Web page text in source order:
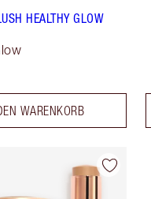
HEALTHY GLOW
WARENKORB